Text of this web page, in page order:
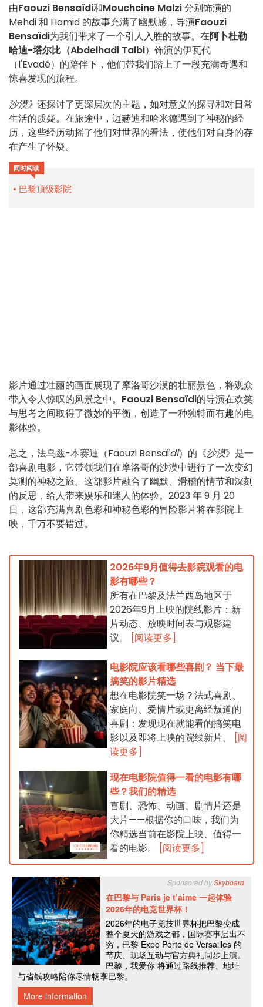
由Faouzi Bensaïdi和Mouchcine Malzi分别饰演的
Mehdi 和 Hamid 的故事充满了幽默感，导演Faouzi
Bensaïdi为我们带来了一个引人入胜的故事。在阿卜杜勒
哈迪-塔尔比（Abdelhadi Talbi）饰演的伊瓦代
（l'Evadé）的陪伴下，他们带我们踏上了一段充满奇遇和
惊喜发现的旅程。
沙漠》 还探讨了更深层次的主题，如对意义的探寻和对日常
生活的质疑。在旅途中，迈赫迪和哈米德遇到了神秘的经
历，这些经历动摇了他们对世界的看法，使他们对自身的存
在产生了怀疑。
同时阅读
巴黎顶级影院
影片通过壮丽的画面展现了摩洛哥沙漠的壮丽景色，将观众
带入令人惊叹的风景之中。 Faouzi Bensaïdi的导演在欢笑
与思考之间取得了微妙的平衡，创造了一种独特而有趣的电
影体验。
总之，法乌兹-本赛迪（Faouzi Bensaïdi）的《沙漠》是一
部喜剧电影，它带领我们在摩洛哥的沙漠中进行了一次变幻
莫测的神秘之旅。这部影片融合了幽默、滑稽的情节和深刻
的反思，给人带来娱乐和迷人的体验。2023 年 9 月 20
日，这部充满喜剧色彩和神秘色彩的冒险影片将在影院上
映，千万不要错过。
2026年9月值得去影院观看的电
影有哪些？
所有在巴黎及法兰西岛地区于
2026年9月上映的院线影片：新
片动态、放映时间表与观影建
议。
[阅读更多]
电影院应该看哪些喜剧？ 当下最
搞笑的影片精选
想在电影院笑一场？法式喜剧、
家庭向、爱情片或更离经叛道的
喜剧：发现现在就能看的搞笑电
影以及即将上映的院线新片。
[阅
读更多]
现在电影院值得一看的电影有哪
些？我们的精选
喜剧、恐怖、动画、剧情片还是
大片——根据你的口味，我们为
你精选当前在影院上映、值得一
看的电影。
[阅读更多]